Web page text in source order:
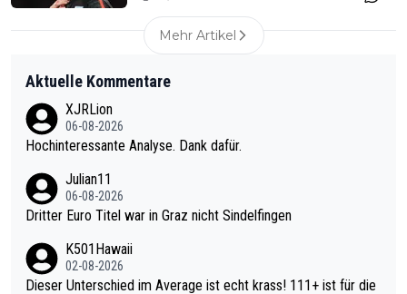
Mehr Artikel
Aktuelle Kommentare
XJRLion
06-08-2026
Hochinteressante Analyse. Dank dafür.
Julian11
06-08-2026
Dritter Euro Titel war in Graz nicht Sindelfingen
K501Hawaii
02-08-2026
Dieser Unterschied im Average ist echt krass! 111+ ist für die